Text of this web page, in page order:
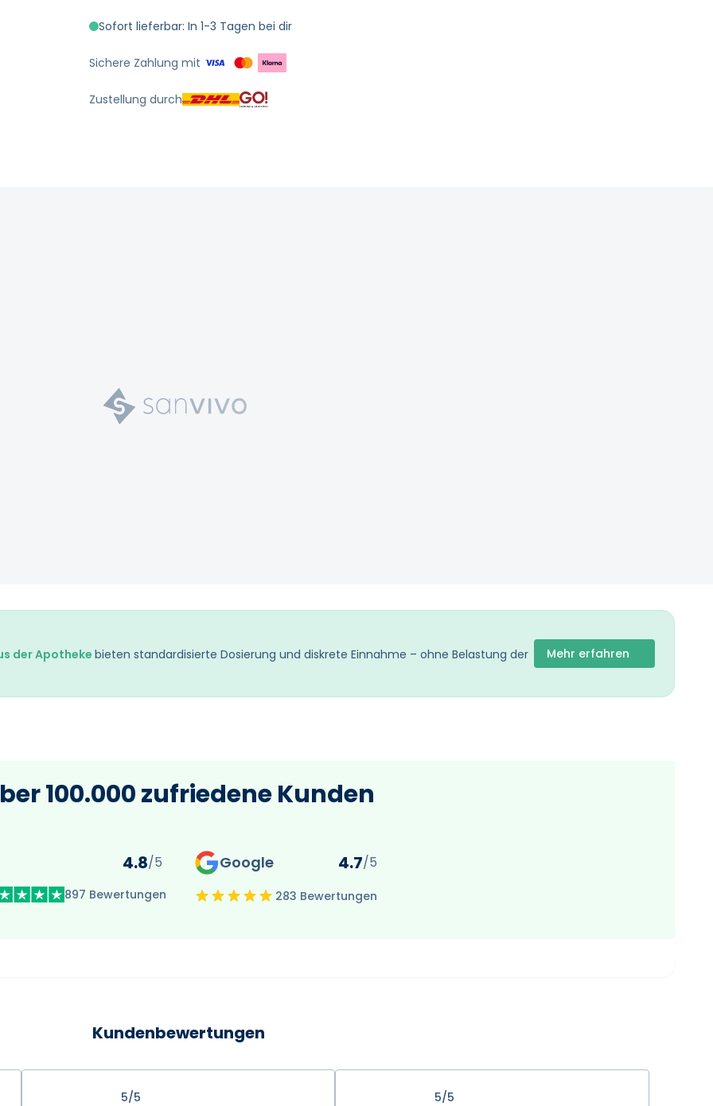
Sofort lieferbar: In 1-3 Tagen bei dir
Sichere Zahlung mit
Zustellung durch
der Apotheke bieten standardisierte Dosierung und diskrete Einnahme – ohne Belastung der Mehr erfahren
100.000 zufriedene Kunden
4.8/5
897 Bewertungen
Google 4.7/5
283 Bewertungen
Kundenbewertungen
5/5
5/5